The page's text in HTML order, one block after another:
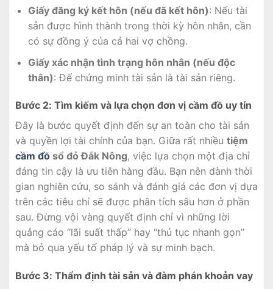
Giấy đăng ký kết hôn (nếu đã kết hôn): Nếu tài
sản được hình thành trong thời kỳ hôn nhân, cần
có sự đồng ý của cả hai vợ chồng.
Giấy xác nhận tình trạng hôn nhân (nếu độc
thân): Để chứng minh tài sản là tài sản riêng.
Bước 2: Tìm kiếm và lựa chọn đơn vị cầm đồ uy tín
Đây là bước quyết định đến sự an toàn cho tài sản
và quyền lợi tài chính của bạn. Giữa rất nhiều tiệm
cầm đồ sổ đỏ Đắk Nông, việc lựa chọn một địa chỉ
đáng tin cậy là ưu tiên hàng đầu. Bạn nên dành thời
gian nghiên cứu, so sánh và đánh giá các đơn vị dựa
trên các tiêu chí sẽ được phân tích sâu hơn ở phần
sau. Đừng vội vàng quyết định chỉ vì những lời
quảng cáo “lãi suất thấp” hay “thủ tục nhanh gọn”
mà bỏ qua yếu tố pháp lý và sự minh bạch.
Bước 3: Thẩm định tài sản và đàm phán khoản vay